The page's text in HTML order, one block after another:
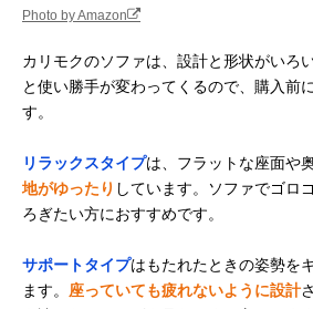
Photo by Amazon
カリモクのソファは、設計と形状がいろ
と使い勝手が変わってくるので、購入前
す。
リラックスタイプは、フラットな座面や
地がゆったり しています。ソファでゴロ
ろぎたい方におすすめです。
サポートタイプはもたれたときの姿勢を
ます。 座っていても疲れないように設計